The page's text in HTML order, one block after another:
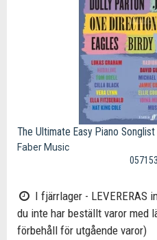
The Ultimate Easy Piano Songlist
Faber Music
I fjärrlager - LEVERERAS
du inte har beställt varor med
förbehåll för utgående varor)